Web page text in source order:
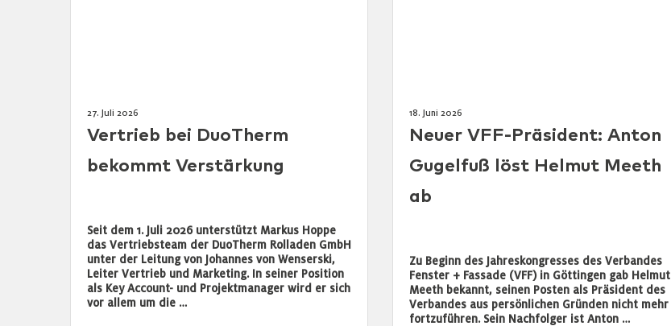
27. Juli 2026
Vertrieb bei DuoTherm
bekommt Verstärkung
Seit dem 1. Juli 2026 unterstützt Markus Hoppe
das Vertriebsteam der DuoTherm Rolladen GmbH
unter der Leitung von Johannes von Wenserski,
Leiter Vertrieb und Marketing. In seiner Position
als Key Account- und Projektmanager wird er sich
vor allem um die …
18. Juni 2026
Neuer VFF-Präsident: Anton
Gugelfuß löst Helmut Meeth
ab
Zu Beginn des Jahreskongresses des Verbandes
Fenster + Fassade (VFF) in Göttingen gab Helmut
Meeth bekannt, seinen Posten als Präsident des
Verbandes aus persönlichen Gründen nicht mehr
fortzuführen. Sein Nachfolger ist Anton …